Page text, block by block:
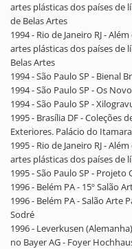
artes plásticas dos países de
de Belas Artes
1994 - Rio de Janeiro RJ -
artes plásticas dos países de
Belas Artes
1994 - São Paulo SP - Bienal
1994 - São Paulo SP - Os
1994 - São Paulo SP -
1995 - Brasília DF - Coleções
Exteriores. Palácio do
1995 - Rio de Janeiro RJ -
artes plásticas dos países de
1995 - São Paulo SP -
1996 - Belém PA - 15º Salão
1996 - Belém PA - Salão Arte
Sodré
1996 - Leverkusen
no Bayer AG - Foyer